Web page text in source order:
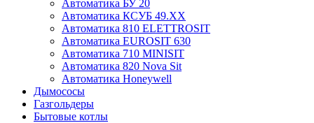
Автоматика БУ 20
Автоматика КСУБ 49.XX
Автоматика 810 ELETTROSIT
Автоматика EUROSIT 630
Автоматика 710 MINISIT
Автоматика 820 Nova Sit
Автоматика Honeywell
Дымососы
Газгольдеры
Бытовые котлы